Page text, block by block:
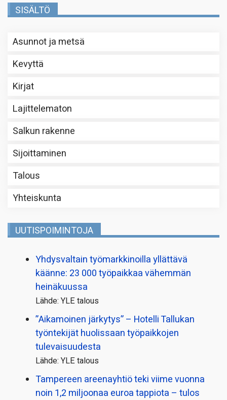
SISÄLTÖ
Asunnot ja metsä
Kevyttä
Kirjat
Lajittelematon
Salkun rakenne
Sijoittaminen
Talous
Yhteiskunta
UUTISPOIMINTOJA
Yhdysvaltain työmarkkinoilla yllättävä
käänne: 23 000 työpaikkaa vähemmän
heinäkuussa
Lähde: YLE talous
”Aikamoinen järkytys” – Hotelli Tallukan
työntekijät huolissaan työpaikkojen
tulevaisuudesta
Lähde: YLE talous
Tampereen areenayhtiö teki viime vuonna
noin 1,2 miljoonaa euroa tappiota – tulos